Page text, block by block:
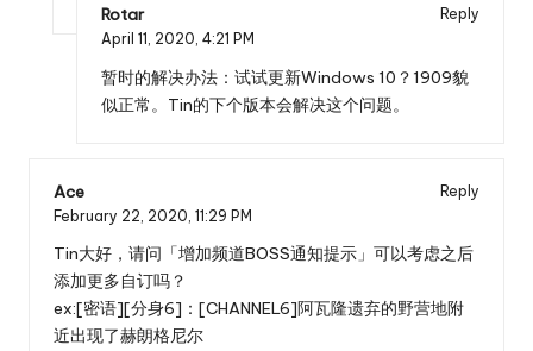
Rotar
Reply
April 11, 2020, 4:21 PM
暂时的解决办法：试试更新Windows 10？1909貌
似正常。Tin的下个版本会解决这个问题。
Ace
Reply
February 22, 2020, 11:29 PM
Tin大好，请问「增加频道BOSS通知提示」可以考虑之后
添加更多自订吗？
ex:[密语][分身6]：[CHANNEL6]阿瓦隆遗弃的野营地附
近出现了赫朗格尼尔